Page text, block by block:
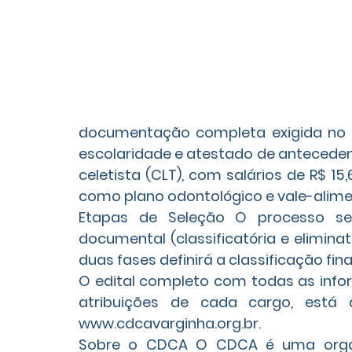
documentação completa exigida
escolaridade e atestado de
celetista (CLT), com salários de R$
como plano odontológico e vale-
Etapas de Seleção O processo
documental (classificatória e
duas fases definirá a classificação
O edital completo com todas as
atribuições de cada cargo, está
www.cdcavarginha.org.br.
Sobre o CDCA O CDCA é uma